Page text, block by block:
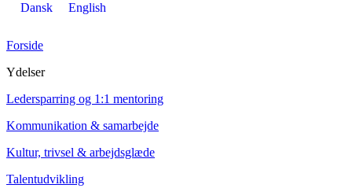
Dansk English
Forside
Ydelser
Ledersparring og 1:1 mentoring
Kommunikation & samarbejde
Kultur, trivsel & arbejdsglæde
Talentudvikling